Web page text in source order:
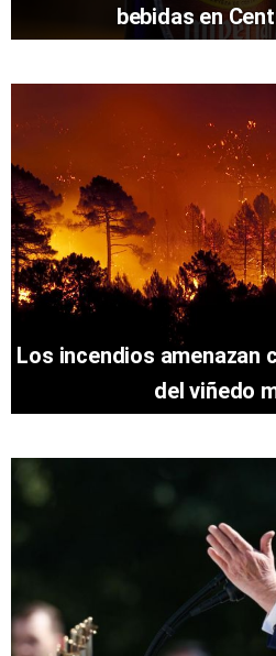
bebidas en
Los incendios amenazan
del viñedo